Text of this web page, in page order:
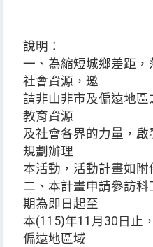
說明：
一、為縮短城鄉差距
社會資源，邀
請非山非市及偏遠地
教育資源
及社會各界的力量，
規劃辦理
本活動，活動計畫如附
二、本計畫申請參訪
期為即日起至
本(115)年11月30日止
偏遠地區域